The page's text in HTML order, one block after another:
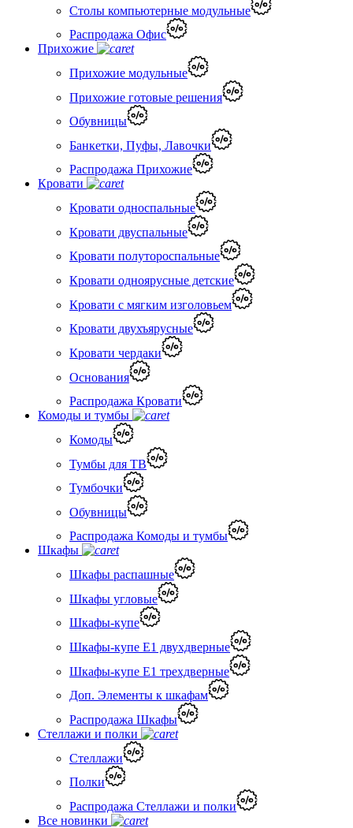
Столы компьютерные модульные
Распродажа Офис
Прихожие
Прихожие модульные
Прихожие готовые решения
Обувницы
Банкетки, Пуфы, Лавочки
Распродажа Прихожие
Кровати
Кровати односпальные
Кровати двуспальные
Кровати полутороспальные
Кровати одноярусные детские
Кровати с мягким изголовьем
Кровати двухъярусные
Кровати чердаки
Основания
Распродажа Кровати
Комоды и тумбы
Комоды
Тумбы для ТВ
Тумбочки
Обувницы
Распродажа Комоды и тумбы
Шкафы
Шкафы распашные
Шкафы угловые
Шкафы-купе
Шкафы-купе Е1 двухдверные
Шкафы-купе Е1 трехдверные
Доп. Элементы к шкафам
Распродажа Шкафы
Стеллажи и полки
Стеллажи
Полки
Распродажа Стеллажи и полки
Все новинки